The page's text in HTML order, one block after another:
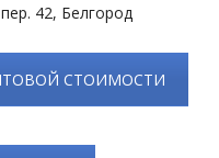
42, Белгород
СТОИМОСТИ